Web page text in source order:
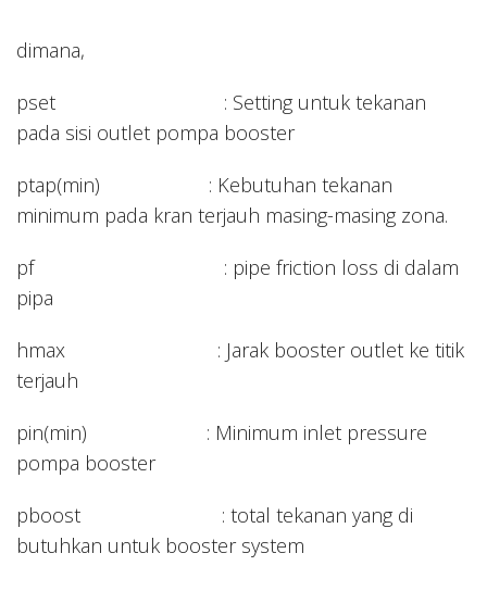
dimana,
pset : Setting untuk tekanan
pada sisi outlet pompa booster
ptap(min) : Kebutuhan tekanan
minimum pada kran terjauh masing-masing zona.
pf : pipe friction loss di dalam
pipa
hmax : Jarak booster outlet ke titik
terjauh
pin(min) : Minimum inlet pressure
pompa booster
pboost : total tekanan yang di
butuhkan untuk booster system